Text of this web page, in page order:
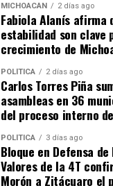
de ganadores
revista México
MICHOACÁN 2 días ago
Fabiola Alanís afirma
estabilidad son clave
crecimiento de
POLÍTICA 2 días ago
Carlos Torres Piña
asambleas en 36
del proceso interno
POLÍTICA 3 días ago
Bloque en Defensa
Valores de la 4T
Morón a Zitácuaro el